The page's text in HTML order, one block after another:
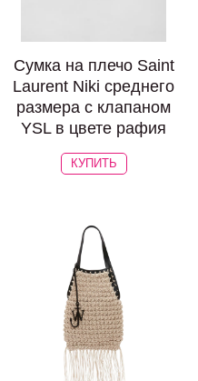
Сумка на плечо Saint
Laurent Niki среднего
размера с клапаном
YSL в цвете рафия
КУПИТЬ